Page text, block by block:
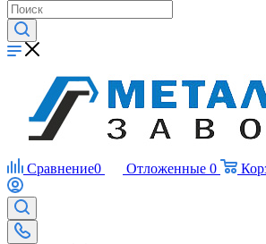
Сравнение0 Отложенные 0